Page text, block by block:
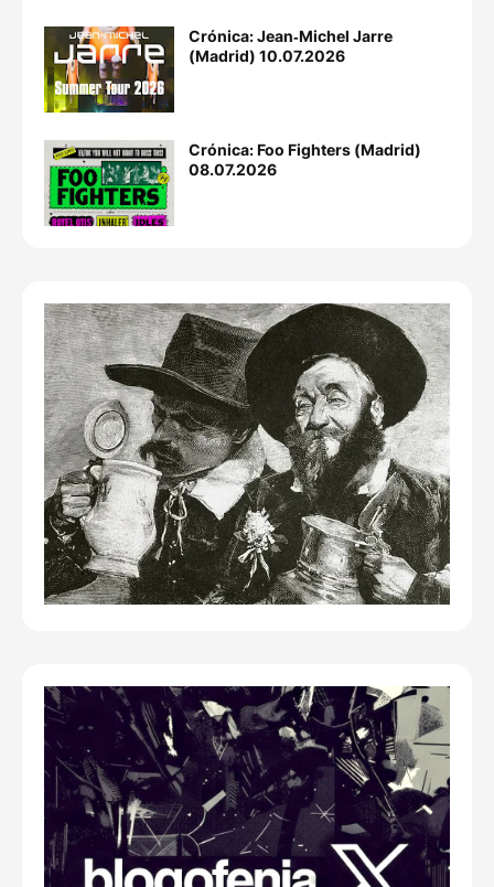
Crónica: Jean‐Michel Jarre
(Madrid) 10.07.2026
Crónica: Foo Fighters (Madrid)
08.07.2026